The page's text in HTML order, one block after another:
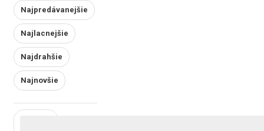
Najpredávanejšie
Najlacnejšie
Najdrahšie
Najnovšie